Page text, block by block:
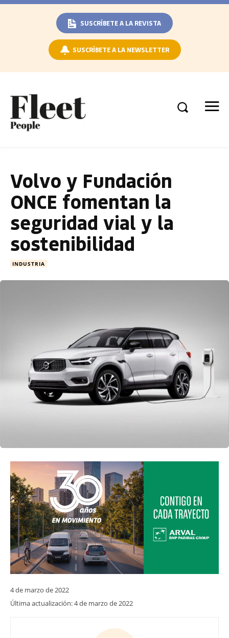
SUSCRÍBETE A LA REVISTA
SUSCRÍBETE A LA NEWSLETTER
Volvo y Fundación
ONCE fomentan la
seguridad vial y la
sostenibilidad
INDUSTRIA
4 de marzo de 2022
Última actualización:4 de marzo de 2022